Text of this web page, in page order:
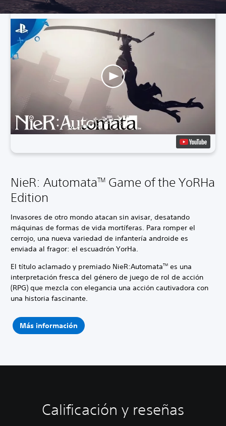
NieR: AutomataTM Game of the YoRHa
Edition
Invasores de otro mondo atacan sin avisar, desatando
máquinas de formas de vida mortíferas. Para romper el
cerrojo, una nueva variedad de infantería androide es
enviada al fragor: el escuadrón YorHa.
El título aclamado y premiado NieR:AutomataTM
es una
interpretación fresca del género de juego de rol de acción
(RPG) que mezcla con elegancia una acción cautivadora con
una historia fascinante.
Más información
Calificación y reseñas